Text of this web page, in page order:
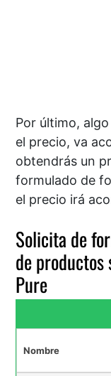
Por último,
el precio, va
obtendrás un
formulado de
el precio irá
Solicita de
de
Pure
Nombre